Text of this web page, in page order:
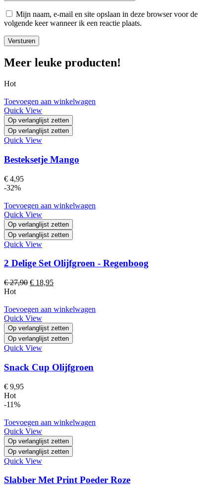
Mijn naam, e-mail en site opslaan in deze browser voor de
volgende keer wanneer ik een reactie plaats.
Meer leuke producten!
Hot
Toevoegen aan winkelwagen
Quick View
Op verlanglijst zetten
Op verlanglijst zetten
Quick View
Besteksetje Mango
€ 4,95
-32%
Toevoegen aan winkelwagen
Quick View
Op verlanglijst zetten
Op verlanglijst zetten
Quick View
2 Delige Set Olijfgroen - Regenboog
€27,90 Oorspronkelijke
€ 27,90.
€ 18,95Huidige
€ 18,95.
Hot
Toevoegen aan winkelwagen
Quick View
Op verlanglijst zetten
Op verlanglijst zetten
Quick View
Snack Cup Olijfgroen
€ 9,95
Hot
-11%
Toevoegen aan winkelwagen
Quick View
Op verlanglijst zetten
Op verlanglijst zetten
Quick View
Slabber Met Print Poeder Roze